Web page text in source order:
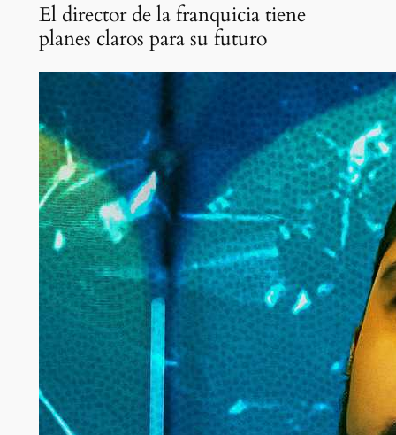
El director de la franquicia tiene
planes claros para su futuro